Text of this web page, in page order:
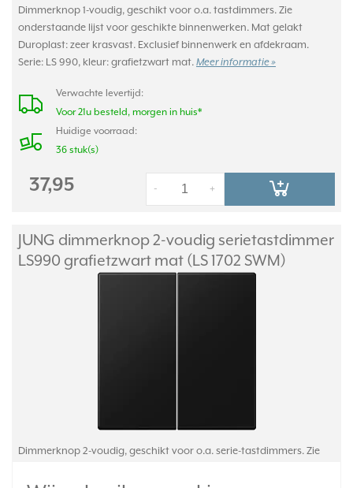
Dimmerknop 1-voudig, geschikt voor o.a. tastdimmers. Zie
onderstaande lijst voor geschikte binnenwerken. Mat gelakt
Duroplast: zeer krasvast. Exclusief binnenwerk en afdekraam.
Serie: LS 990, kleur: grafietzwart mat. Meer informatie »
Verwachte levertijd:
Voor 21u besteld, morgen in huis*
Huidige voorraad:
36 stuk(s)
37,95 +
-
JUNG dimmerknop 2-voudig serietastdimmer
LS990 grafietzwart mat (LS 1702 SWM)
Dimmerknop 2-voudig, geschikt voor o.a. serie-tastdimmers. Zie